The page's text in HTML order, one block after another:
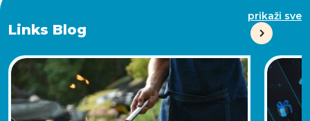
Links Blog
prikaži sve